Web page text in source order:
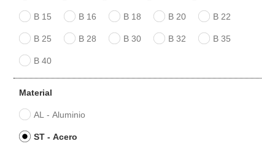
B 15 B 16 B 18 B 20 B 22
B 25 B 28 B 30 B 32 B 35
B 40
Material
AL - Aluminio
ST - Acero